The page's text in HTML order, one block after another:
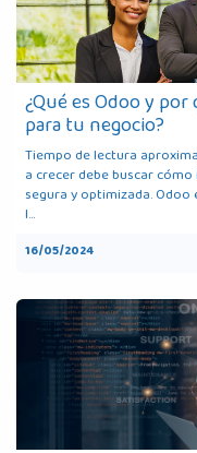
¿Qué es Odoo y
para tu negocio?
Tiempo de lectura
a crecer debe buscar
segura y optimizada.
l...
16/05/2024